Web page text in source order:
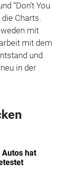
“Don’t You
Charts.
mit
mit dem
und
in der
Autos hat